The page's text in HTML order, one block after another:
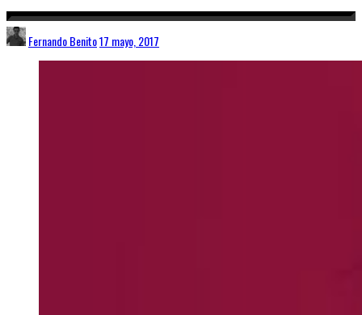
Fernando Benito17 mayo, 2017